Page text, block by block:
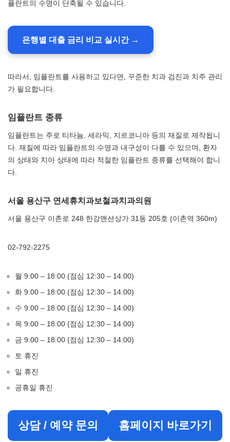
플란트의 수명이 단축될 수 있습니다.
은행별 대출 금리 비교 실시간 →
따라서, 임플란트를 사용하고 있다면, 꾸준한 치과 검진과 치주 관리
가 필요합니다.
임플란트 종류
임플란트는 주로 티타늄, 세라믹, 지르코니아 등의 재질로 제작됩니
다. 재질에 따라 임플란트의 수명과 내구성이 다를 수 있으며, 환자
의 상태와 치아 상태에 따라 적절한 임플란트 종류를 선택해야 합니
다.
서울 용산구 연세휴치과보철과치과의원
서울 용산구 이촌로 248 한강맨션상가 31동 205호 (이촌역 360m)
02-792-2275
월 9:00 – 18:00 (점심 12:30 – 14:00)
화 9:00 – 18:00 (점심 12:30 – 14:00)
수 9:00 – 18:00 (점심 12:30 – 14:00)
목 9:00 – 18:00 (점심 12:30 – 14:00)
금 9:00 – 18:00 (점심 12:30 – 14:00)
토 휴진
일 휴진
공휴일 휴진
상담 / 예약 문의 홈페이지 바로가기